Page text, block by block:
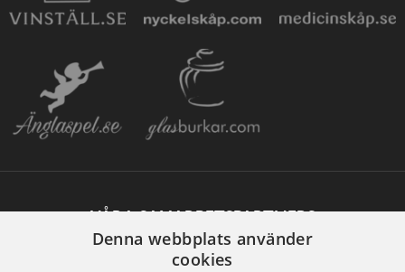
VÅRA SAMARBETSPARTNERS
Denna webbplats använder
cookies